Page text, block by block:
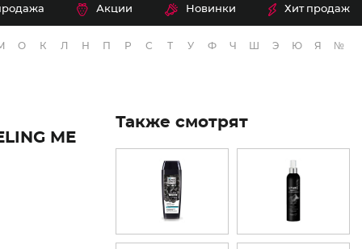
Акции Новинки Хит продаж
О К Л Н П Р С Т У Ф Ч Э Ю Я №
ME
Также смотрят